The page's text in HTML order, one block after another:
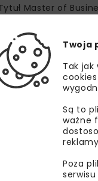
Master of
strategii
technicznych
utrzymania
obsługi
Twoja
Tak
Są to
ważne
Poza